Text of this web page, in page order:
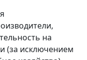
на
(за исключением